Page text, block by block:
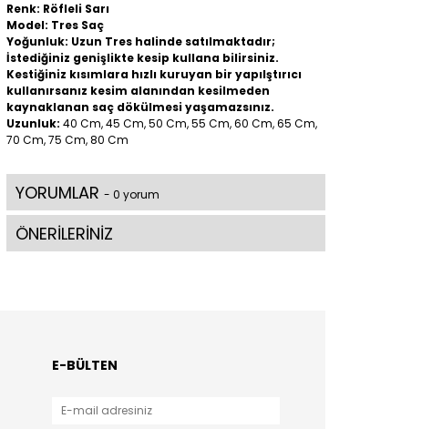
Renk: Röfleli Sarı
Model: Tres Saç
Yoğunluk: Uzun Tres halinde satılmaktadır;
İstediğiniz genişlikte kesip kullana bilirsiniz.
Kestiğiniz kısımlara hızlı kuruyan bir yapılştırıcı
kullanırsanız kesim alanından kesilmeden
kaynaklanan saç dökülmesi yaşamazsınız.
Uzunluk: 40 Cm, 45 Cm, 50 Cm, 55 Cm, 60 Cm, 65 Cm,
70 Cm, 75 Cm, 80 Cm
YORUMLAR - 0 yorum
ÖNERİLERİNİZ
E-BÜLTEN